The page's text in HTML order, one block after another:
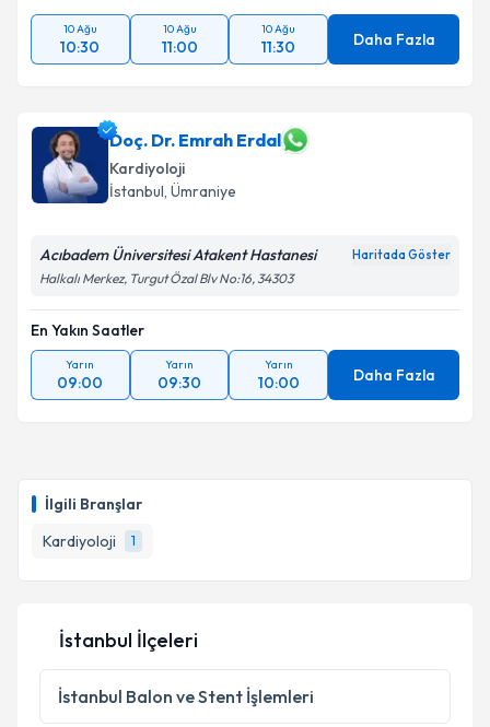
İlgili Branşlar
Kardiyoloji
1
10 Ağu
10:30
10 Ağu
11:00
10 Ağu
11:30 Daha Fazla
Doç. Dr. Emrah Erdal
Kardiyoloji
İstanbul, Ümraniye
Acıbadem Üniversitesi Atakent Hastanesi Haritada Göster
Halkalı Merkez, Turgut Özal Blv No:16, 34303
En Yakın Saatler
Yarın
09:00
Yarın
09:30
Yarın
10:00 Daha Fazla
İstanbul İlçeleri
İstanbul Balon ve Stent İşlemleri